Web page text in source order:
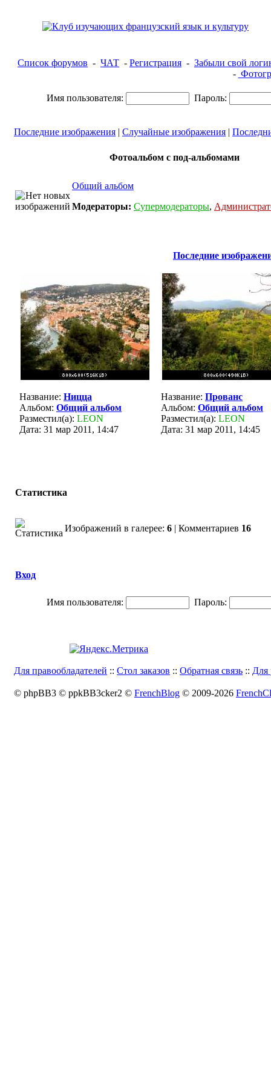
Список форумов - ЧАТ - Регистрация - Забыли свой
-
Имя пользователя: Пароль:
Последние изображения | Случайные изображения |
Фотоальбом с под-альбомами
Общий альбом
Модераторы: Супермодераторы,
Последние
Название: Ницца
Альбом: Общий альбом
Разместил(а): LEON
Дата: 31 мар 2011, 14:47
Название: Прованс
Альбом: Общий альбом
Разместил(а): LEON
Дата: 31 мар 2011, 14:45
Статистика
Изображений в галерее: 6 | Комментариев 16
Вход
Имя пользователя: Пароль:
Для правообладателей :: Стол заказов :: Обратная связь :: Для
© phpBB3 © ppkBB3cker2 © FrenchBlog © 2009-2026